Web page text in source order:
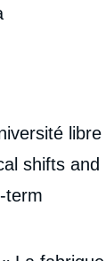
libre
shifts and
term